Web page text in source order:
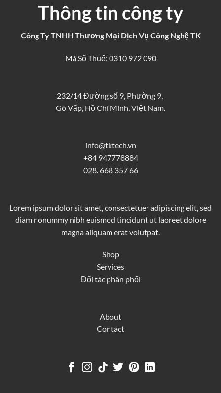
Thông tin công ty
Công Ty TNHH Thương Mại Dịch Vụ Công Nghệ TK
Mã Số Thuế: 0310 972 090
232/14 Đường số 9, Phường 9,
Gò Vấp, Hồ Chí Minh, Việt Nam.
info@tktech.vn
+84 947778884
028. 668 357 66
Lorem ipsum dolor sit amet, consectetuer adipiscing elit, sed
diam nonummy nibh euismod tincidunt ut laoreet dolore
magna aliquam erat volutpat.
Shop
Services
Đối tác phân phối
About
Contact